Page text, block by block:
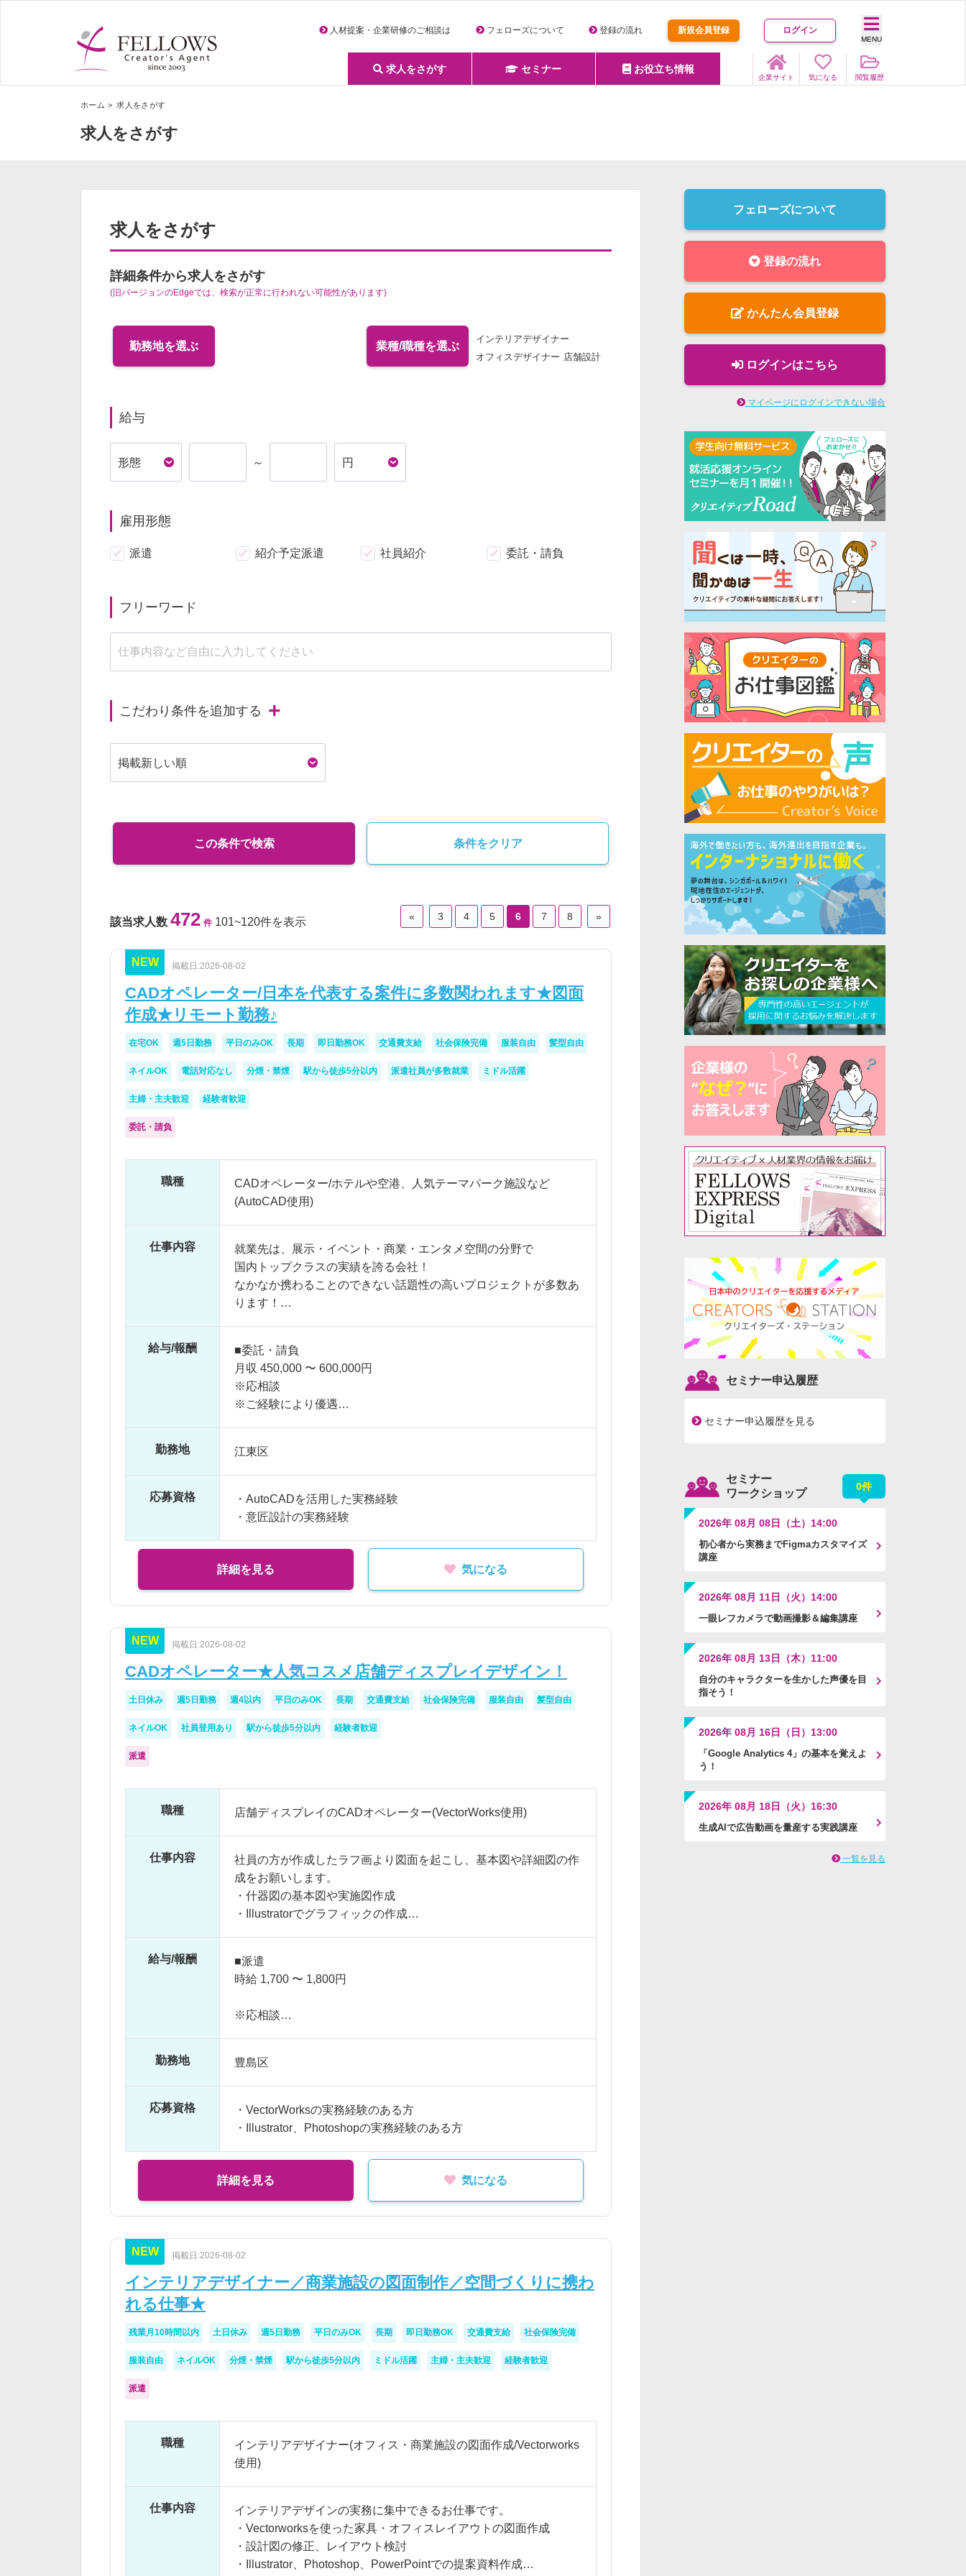
人材提案・企業研修のご相談は フェローズについて 登録の流れ 新規会員登録 ログイン
MENU
求人をさがす セミナー お役立ち情報
企業サイト 気になる 閲覧履歴
ホーム 求人をさがす
求人をさがす
求人をさがす
詳細条件から求人をさがす
(旧バージョンのEdgeでは、検索が正常に行われない可能性があります)
勤務地を選ぶ 業種/職種を選ぶ
インテリアデザイナー
オフィスデザイナー 店舗設計
CADオペレーター
給与
～
雇用形態
派遣 紹介予定派遣 社員紹介 委託・請負
フリーワード
こだわり条件を追加する
この条件で検索 条件をクリア
該当求人数 472 件 101~120件を表示 « 3 4 5 6 7 8 »
NEW 掲載日:2026-08-02
CADオペレーター/日本を代表する案件に多数関われます★図面
作成★リモート勤務♪
在宅OK 週5日勤務 平日のみOK 長期 即日勤務OK 交通費支給 社会保険完備 服装自由 髪型自由
ネイルOK 電話対応なし 分煙・禁煙 駅から徒歩5分以内 派遣社員が多数就業 ミドル活躍
主婦・主夫歓迎 経験者歓迎
委託・請負
職種
CADオペレーター/ホテルや空港、人気テーマパーク施設など
(AutoCAD使用)
仕事内容
就業先は、展示・イベント・商業・エンタメ空間の分野で
国内トップクラスの実績を誇る会社！
なかなか携わることのできない話題性の高いプロジェクトが多数あ
ります！
・打合せ同席
・基本設計段階の図面作成（平面図、展開図、立面図、什器図等）
・企画書用の図面作成
・パース作成やレタッチ
・図面データの整理・管理（モデル、ビュー、シート等）
※対応範囲はスキルや稼働条件に応じて相談可能です。
給与/報酬
■委託・請負
月収 450,000 〜 600,000円
※応相談
※ご経験により優遇
勤務地 江東区
応募資格
・AutoCADを活用した実務経験
・意匠設計の実務経験
詳細を見る 気になる
NEW 掲載日:2026-08-02
CADオペレーター★人気コスメ店舗ディスプレイデザイン！
土日休み 週5日勤務 週4以内 平日のみOK 長期 交通費支給 社会保険完備 服装自由 髪型自由
ネイルOK 社員登用あり 駅から徒歩5分以内 経験者歓迎
派遣
職種 店舗ディスプレイのCADオペレーター(VectorWorks使用)
仕事内容
社員の方が作成したラフ画より図面を起こし、基本図や詳細図の作
成をお願いします。
・什器図の基本図や実施図作成
・Illustratorでグラフィックの作成
給与/報酬
■派遣
時給 1,700 〜 1,800円
※応相談
※残業代全額支給
※残業10時間以内
勤務地 豊島区
応募資格
・VectorWorksの実務経験のある方
・Illustrator、Photoshopの実務経験のある方
詳細を見る 気になる
NEW 掲載日:2026-08-02
インテリアデザイナー／商業施設の図面制作／空間づくりに携わ
れる仕事★
残業月10時間以内 土日休み 週5日勤務 平日のみOK 長期 即日勤務OK 交通費支給 社会保険完備
服装自由 ネイルOK 分煙・禁煙 駅から徒歩5分以内 ミドル活躍 主婦・主夫歓迎 経験者歓迎
派遣
職種
インテリアデザイナー(オフィス・商業施設の図面作成/Vectorworks
使用)
仕事内容
インテリアデザインの実務に集中できるお仕事です。
・Vectorworksを使った家具・オフィスレイアウトの図面作成
・設計図の修正、レイアウト検討
・Illustrator、Photoshop、PowerPointでの提案資料作成
フェローズについて
登録の流れ
かんたん会員登録
ログインはこちら
マイページにログインできない場合
セミナー申込履歴
セミナー申込履歴を見る
セミナー
ワークショップ
0件
2026年 08月 08日（土）14:00
初心者から実務までFigmaカスタマイズ
講座
2026年 08月 11日（火）14:00
一眼レフカメラで動画撮影＆編集講座
2026年 08月 13日（木）11:00
自分のキャラクターを生かした声優を目
指そう！
2026年 08月 16日（日）13:00
「Google Analytics 4」の基本を覚えよ
う！
2026年 08月 18日（火）16:30
生成AIで広告動画を量産する実践講座
一覧を見る